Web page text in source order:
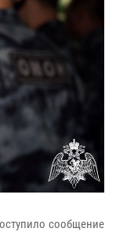
сообщение